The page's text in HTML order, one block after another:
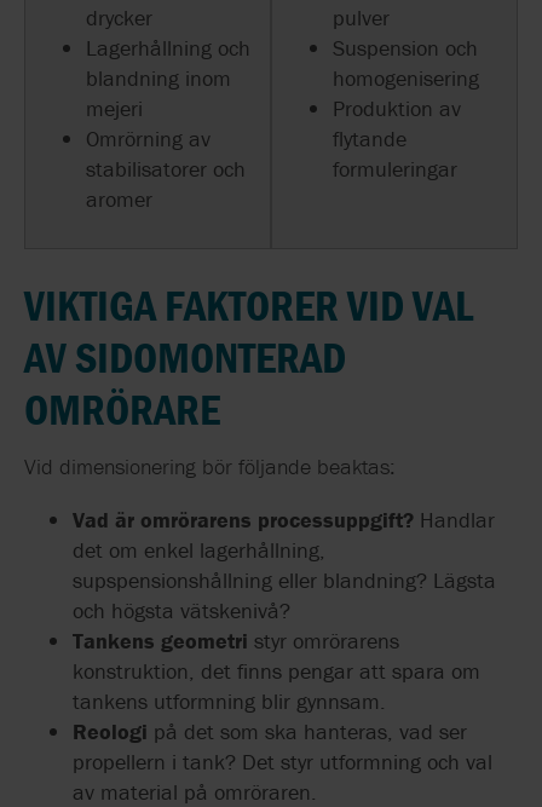
drycker
Lagerhållning och
blandning inom
mejeri
Omrörning av
stabilisatorer och
aromer
pulver
Suspension och
homogenisering
Produktion av
flytande
formuleringar
VIKTIGA FAKTORER VID VAL
AV SIDOMONTERAD
OMRÖRARE
Vid dimensionering bör följande beaktas:
Vad är omrörarens processuppgift? Handlar
det om enkel lagerhållning,
supspensionshållning eller blandning? Lägsta
och högsta vätskenivå?
Tankens geometri styr omrörarens
konstruktion, det finns pengar att spara om
tankens utformning blir gynnsam.
Reologi på det som ska hanteras, vad ser
propellern i tank? Det styr utformning och val
av material på omröraren.